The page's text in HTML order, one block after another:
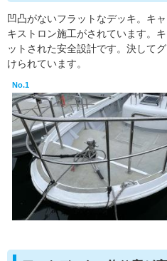
凹凸がないフラットなデッキ。キ
キストロン施工がされています。
ットされた安全設計です。決して
けられています。
No.1